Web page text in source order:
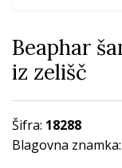
Beaphar
iz zelišč
Šifra: 18288
Blagovna znamka: